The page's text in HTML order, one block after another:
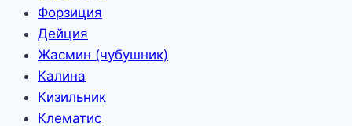
Форзиция
Дейция
Жасмин (чубушник)
Калина
Кизильник
Клематис